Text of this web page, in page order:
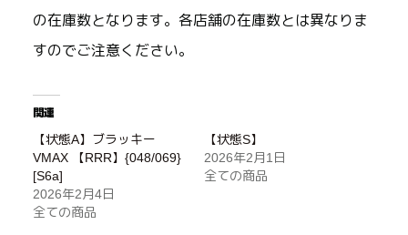
の在庫数となります。各店舗の在庫数とは異なりま
すのでご注意ください。
関連
【状態A】ブラッキー
VMAX 【RRR】{048/069}
[S6a]
2026年2月4日
全ての商品
【状態S】
2026年2月1日
全ての商品